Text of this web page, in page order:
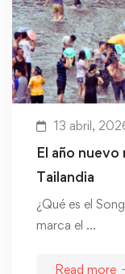
13 abril,
El año nuevo
Tailandia
¿Qué es el
marca el …
Read more